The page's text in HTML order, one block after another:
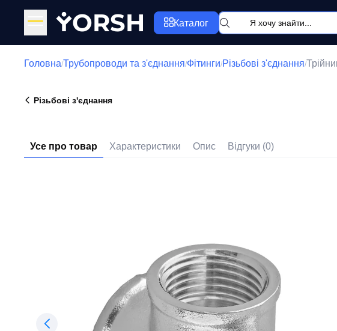
YORSH Каталог
Головна/Трубопроводи та з'єднання/Фітинги/Різьбові з'єднання/
Різьбові з'єднання
Усе про товар Характеристики Опис Відгуки (0)